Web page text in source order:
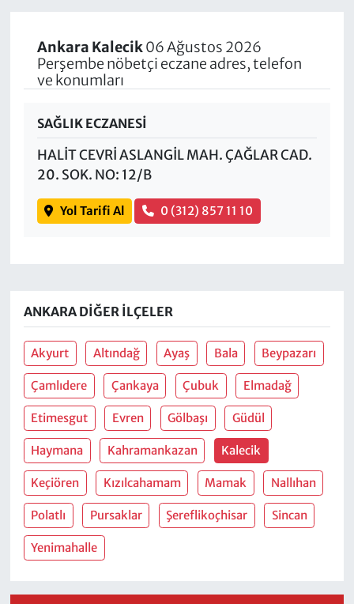
Ankara Kalecik06 Ağustos 2026
Perşembe nöbetçi eczane adres, telefon
ve konumları
SAĞLIK ECZANESİ
HALİT CEVRİ ASLANGİL MAH. ÇAĞLAR CAD.
20. SOK. NO: 12/B
Yol Tarifi Al 0 (312) 857 11 10
ANKARA DIĞER İLÇELER
Akyurt Altındağ Ayaş Bala Beypazarı
Çamlıdere Çankaya Çubuk Elmadağ
Etimesgut Evren Gölbaşı Güdül
Haymana Kahramankazan Kalecik
Keçiören Kızılcahamam Mamak Nallıhan
Polatlı Pursaklar Şereflikoçhisar Sincan
Yenimahalle